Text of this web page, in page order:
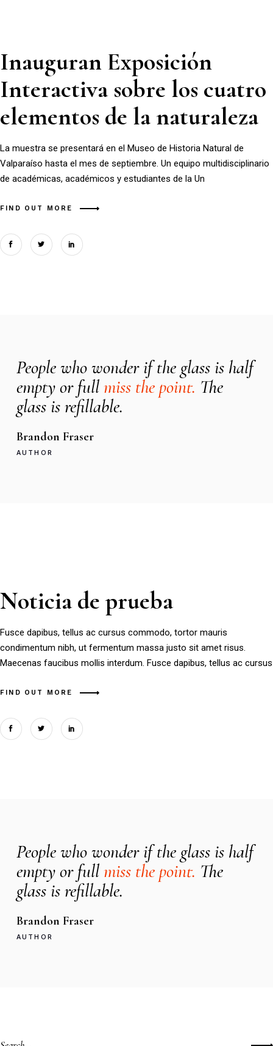
Inauguran Exposición
Interactiva sobre los cuatro
elementos de la naturaleza
La muestra se presentará en el Museo de Historia Natural de
Valparaíso hasta el mes de septiembre. Un equipo multidisciplinario
de académicas, académicos y estudiantes de la Un
FIND OUT MORE
People who wonder if the glass is half
empty or fullmiss the point. The
glass is refillable.
Brandon Fraser
AUTHOR
Noticia de prueba
Fusce dapibus, tellus ac cursus commodo, tortor mauris
condimentum nibh, ut fermentum massa justo sit amet risus.
Maecenas faucibus mollis interdum. Fusce dapibus, tellus ac cursus
FIND OUT MORE
People who wonder if the glass is half
empty or fullmiss the point. The
glass is refillable.
Brandon Fraser
AUTHOR